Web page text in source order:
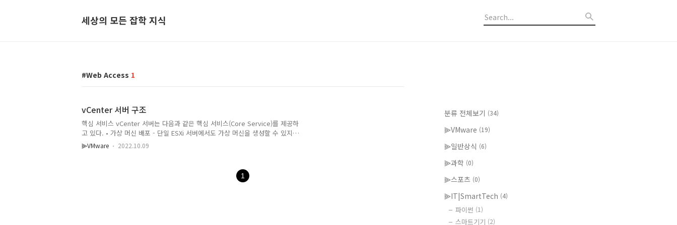
세상의 모든 잡학 지식
Web Access 1
vCenter 서버 구조
핵심 서비스 vCenter 서버는 다음과 같은 핵심 서비스(Core Service)를 제공하
고 있다. • 가상 머신 배포 - 단일 ESXi 서버에서도 가상 머신을 생성할 수 있지
만, 오직 vCenter 서버를 통해서 사용자들은 다양한 환경과 요구사항에 부합하
는 템플릿을 제작할 수 있으며, 이러한 템플릿을 바탕으로 손쉽고 매우 빠르게
서버에 접속하여 복수의 ESXi 호스트와 가상 머신들의 구성 정보들을 단일 콘솔
화면만으로 손쉽게 살펴보고 수정할 수 있다. • 가상 머신 및 리소스 인벤토리 관
⫸VMware 2022.10.09
1
분류 전체보기 (34)
⫸VMware (19)
⫸일반상식 (6)
⫸과학 (0)
⫸스포츠 (0)
⫸IT|SmartTech (4)
파이썬 (1)
스마트기기 (2)